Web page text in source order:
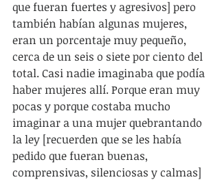
que fueran fuertes y agresivos] pero
también habían algunas mujeres,
eran un porcentaje muy pequeño,
cerca de un seis o siete por ciento del
total. Casi nadie imaginaba que podía
haber mujeres allí. Porque eran muy
pocas y porque costaba mucho
imaginar a una mujer quebrantando
la ley [recuerden que se les había
pedido que fueran buenas,
comprensivas, silenciosas y calmas]